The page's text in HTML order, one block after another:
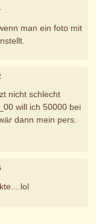
man ein foto mit
nicht schlecht
will ich 50000 bei
dann mein pers.